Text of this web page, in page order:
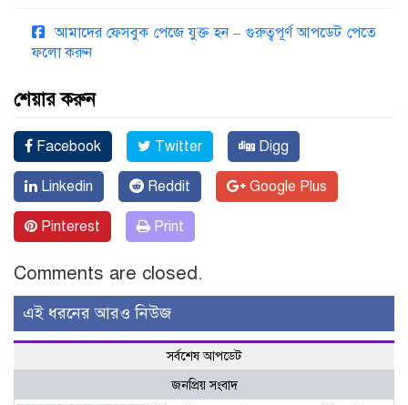
আমাদের ফেসবুক পেজে যুক্ত হন – গুরুত্বপূর্ণ আপডেট পেতে
ফলো করুন
শেয়ার করুন
Facebook Twitter Digg
Linkedin Reddit Google Plus
Pinterest Print
Comments are closed.
এই ধরনের আরও নিউজ
সর্বশেষ আপডেট
জনপ্রিয় সংবাদ